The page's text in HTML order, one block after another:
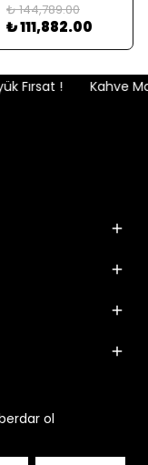
₺ 144,789.00
₺ 111,882.00
Fırsat ! Kahve
ol